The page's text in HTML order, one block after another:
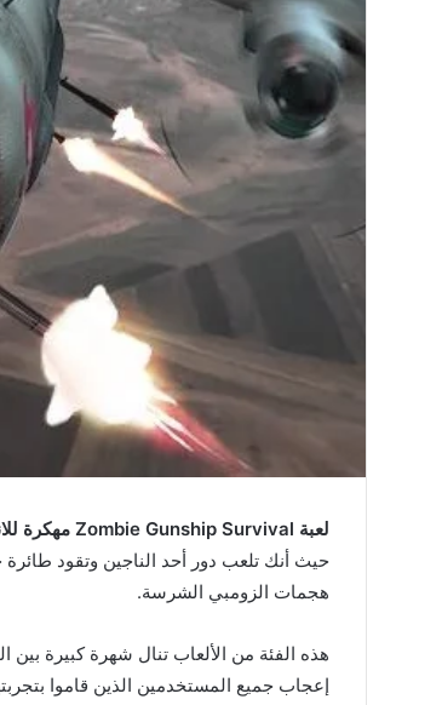
لعبة Zombie Gunship Survival مهكرة للاندرويد
حيث أنك تلعب دور أحد الناجين وتقود
هجمات الزومبي الشرسة.
إعجاب جميع المستخدمين الذين قاموا